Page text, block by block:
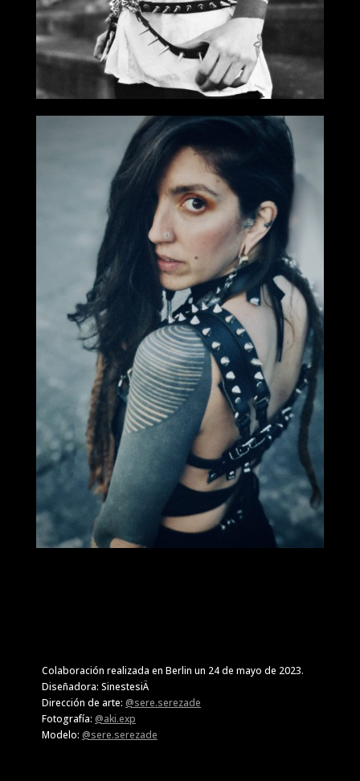
Colaboración realizada en Berlin un 24 de mayo de 2023.
Diseñadora: SinestesiÄ
Dirección de arte: @sere.serezade
Fotografía: @aki.exp
Modelo: @sere.serezade